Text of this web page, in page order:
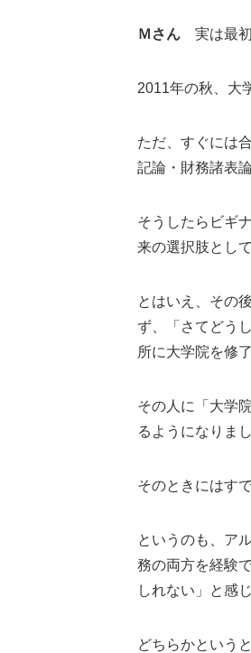
Ｍさん 実は最初
2011年の秋、大
ただ、すぐには
記論・財務諸表
そうしたらビギ
来の選択肢とし
とはいえ、その
ず、「さてどう
所に大学院を修
その人に「大学
るようになりまし
そのときにはす
というのも、ア
務の両方を経験
しれない」と感
どちらかという